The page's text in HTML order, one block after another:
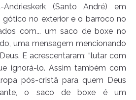
(Santo André) em
gótico no exterior e o barroco no
com... um saco de boxe no
uma mensagem mencionando
E acrescentaram: “lutar com
ignorá-lo. Assim também com
pós-cristã para quem Deus
o saco de boxe é um